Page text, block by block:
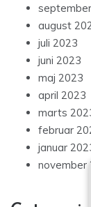
august
juli 2023
juni 2023
maj 2023
april 2023
marts
februar
januar
november